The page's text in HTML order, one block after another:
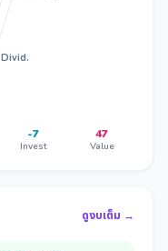
Divid.
-7
Invest
47
Value
ดูงบเต็ม →